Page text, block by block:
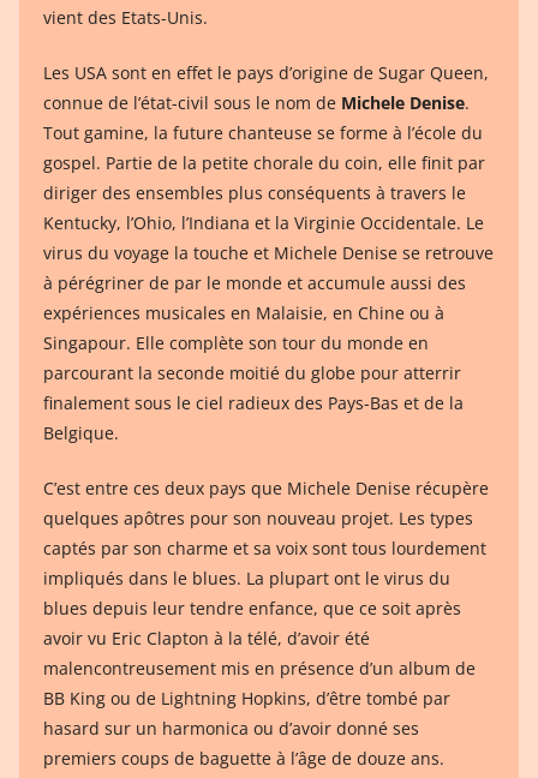
vient des Etats-Unis.
Les USA sont en effet le pays d’origine de Sugar Queen,
connue de l’état-civil sous le nom de Michele Denise.
Tout gamine, la future chanteuse se forme à l’école du
gospel. Partie de la petite chorale du coin, elle finit par
diriger des ensembles plus conséquents à travers le
Kentucky, l’Ohio, l’Indiana et la Virginie Occidentale. Le
virus du voyage la touche et Michele Denise se retrouve
à pérégriner de par le monde et accumule aussi des
expériences musicales en Malaisie, en Chine ou à
Singapour. Elle complète son tour du monde en
parcourant la seconde moitié du globe pour atterrir
finalement sous le ciel radieux des Pays-Bas et de la
Belgique.
C’est entre ces deux pays que Michele Denise récupère
quelques apôtres pour son nouveau projet. Les types
captés par son charme et sa voix sont tous lourdement
impliqués dans le blues. La plupart ont le virus du
blues depuis leur tendre enfance, que ce soit après
avoir vu Eric Clapton à la télé, d’avoir été
malencontreusement mis en présence d’un album de
BB King ou de Lightning Hopkins, d’être tombé par
hasard sur un harmonica ou d’avoir donné ses
premiers coups de baguette à l’âge de douze ans.